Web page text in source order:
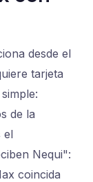
desde el
tarjeta
de la
el
Nequi":
coincida